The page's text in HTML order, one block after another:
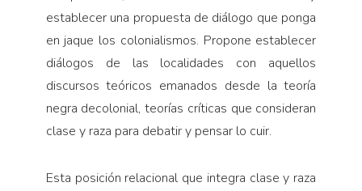
establecer una propuesta de diálogo que ponga
en jaque los colonialismos. Propone establecer
diálogos de las localidades con aquellos
discursos teóricos emanados desde la teoría
negra decolonial, teorías críticas que consideran
clase y raza para debatir y pensar lo cuir.
Esta posición relacional que integra clase y raza